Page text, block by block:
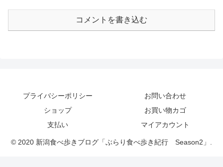
コメントを書き込む
プライバシーポリシー
お問い合わせ
ショップ
お買い物カゴ
支払い
マイアカウント
© 2020 新潟食べ歩きブログ「ぶらり食べ歩き紀行 Season2」.